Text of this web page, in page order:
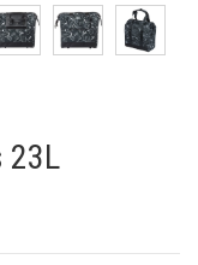
23L